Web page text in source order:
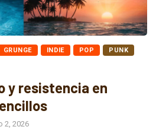
GRUNGE INDIE POP PUNK
y resistencia en
2, 2026